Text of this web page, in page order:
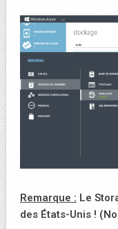
Remarque : Le
des États-Unis !